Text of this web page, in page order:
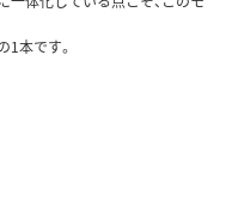
1本です。